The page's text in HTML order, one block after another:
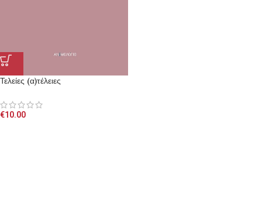
Τελείες (α)τέλειες
€10.00